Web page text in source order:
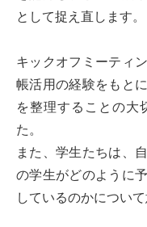
として捉え直します。
キックオフミーティ
帳活用の経験をもと
を整理することの大
た。
また、学生たちは、
の学生がどのように
しているのかについ